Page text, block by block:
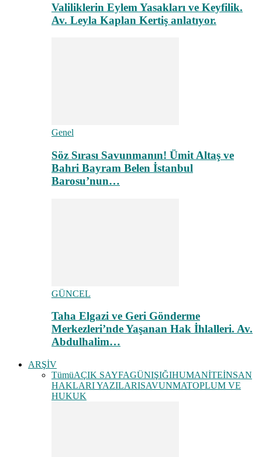
Valiliklerin Eylem Yasakları ve Keyfilik.
Av. Leyla Kaplan Kertiş anlatıyor.
Genel
Söz Sırası Savunmanın! Ümit Altaş ve
Bahri Bayram Belen İstanbul
Barosu’nun…
GÜNCEL
Taha Elgazi ve Geri Gönderme
Merkezleri’nde Yaşanan Hak İhlalleri. Av.
Abdulhalim…
ARŞİV
TümüAÇIK SAYFAGÜNIŞIĞIHUMANİTEİNSAN
HAKLARI YAZILARISAVUNMATOPLUM VE
HUKUK